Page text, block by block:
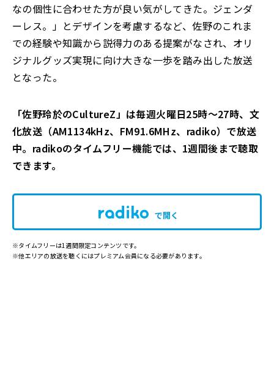
なの個性に合わせた方が良い気がしてきた。ジェンダ
ーレス。」とデザインを考慮するなど、佐野のこれま
での経験や知識から説得力のある提案がなされ、オリ
ジナルグッズ実現に向け大きな一歩を踏み出した放送
となった。
「佐野玲於のCultureZ」は毎週火曜日25時～27時、文
化放送（AM1134kHz、FM91.6MHz、radiko）で放送
中。 radikoのタイムフリー機能では、1週間後まで聴取
できます。
で開く
※タイムフリーは1週間限定コンテンツです。
※他エリアの放送を聴くにはプレミアム会員になる必要があります。